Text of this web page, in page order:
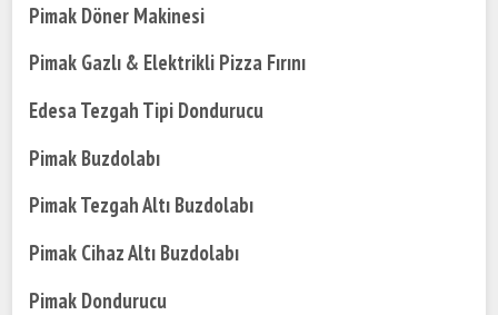
Pimak Döner Makinesi
Pimak Gazlı & Elektrikli Pizza Fırını
Edesa Tezgah Tipi Dondurucu
Pimak Buzdolabı
Pimak Tezgah Altı Buzdolabı
Pimak Cihaz Altı Buzdolabı
Pimak Dondurucu